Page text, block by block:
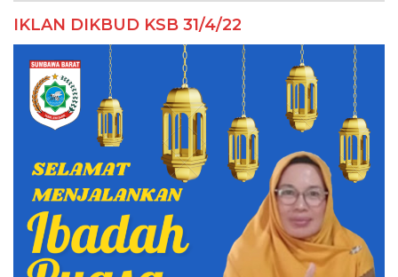
IKLAN DIKBUD KSB 31/4/22